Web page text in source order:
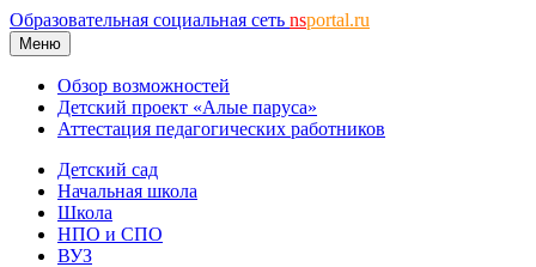
Образовательная социальная сеть nsportal.ru
Меню
Обзор возможностей
Детский проект «Алые паруса»
Аттестация педагогических работников
Детский сад
Начальная школа
Школа
НПО и СПО
ВУЗ